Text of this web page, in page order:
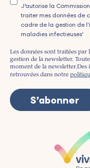
J’autorise la
traiter mes données de
cadre de la gestion de
maladies infectieuses'
Les données sont traitées
gestion de la newsletter.
moment de la newsletter.Des
retrouvées dans notre